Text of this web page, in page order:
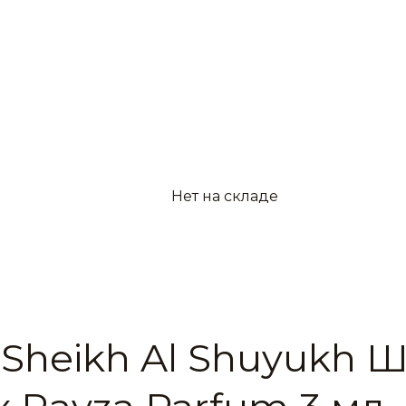
Нет на складе
Al Shuyukh